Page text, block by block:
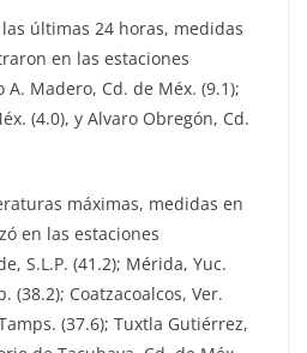
últimas 24 horas, medidas
en las estaciones
Madero, Cd. de Méx. (9.1);
(4.0), y Alvaro Obregón, Cd.
máximas, medidas en
en las estaciones
S.L.P. (41.2); Mérida, Yuc.
(38.2); Coatzacoalcos, Ver.
(37.6); Tuxtla Gutiérrez,